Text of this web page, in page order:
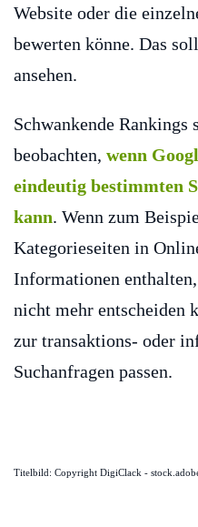
Website oder die
bewerten könne. Das
ansehen.
Schwankende Rankings
beobachten, wenn
eindeutig bestimmten
kann. Wenn zum
Kategorieseiten in
Informationen
nicht mehr entscheiden
zur transaktions- oder
Suchanfragen passen.
Titelbild: Copyright DigiClack -